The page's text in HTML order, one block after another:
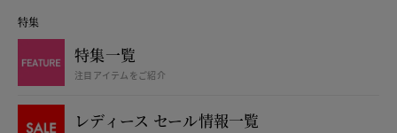
特集
特集一覧
注目アイテムをご紹介
レディース セール情報一覧